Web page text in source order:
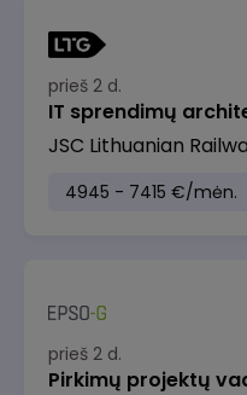
prieš 2 d.
IT sprendimų
JSC Lithuanian
4945 - 7415 €/mėn.
prieš 2 d.
Pirkimų projektų